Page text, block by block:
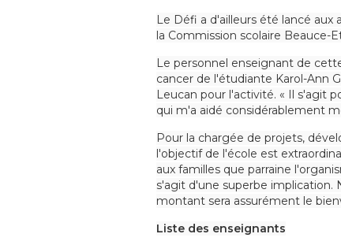
Le Défi a d'ailleurs été lancé
la Commission scolaire Beauce-
Le personnel enseignant de
cancer de l'étudiante Karol-Ann
Leucan pour l'activité. « Il s'agit
qui m'a aidé considérablement
Pour la chargée de projets,
l'objectif de l'école est
aux familles que parraine
s'agit d'une superbe implication.
montant sera assurément le
Liste des enseignants